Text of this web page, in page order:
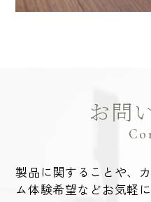
お問
製品に関することや、
ム体験希望などお気軽